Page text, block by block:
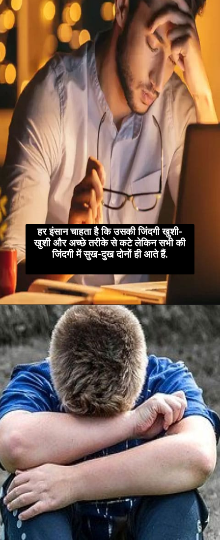
हर इंसान चाहता है कि उसकी जिंदगी खुशी-
खुशी और अच्छे तरीके से कटे लेकिन सभी की